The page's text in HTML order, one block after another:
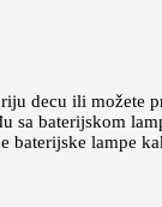
decu ili
sa baterijskom
baterijske lampe